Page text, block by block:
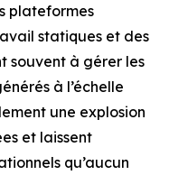
plateformes
statiques et des
souvent à gérer les
à l’échelle
une explosion
et laissent
qu’aucun